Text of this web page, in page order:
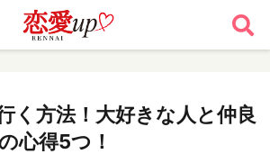
く方法！大好きな人と仲良
心得5つ！